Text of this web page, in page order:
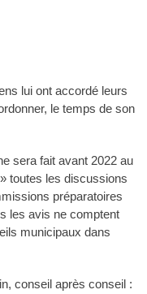
lui ont accordé leurs
le temps de son
sera fait avant 2022 au
toutes les discussions
préparatoires
les avis ne comptent
municipaux dans
conseil après conseil :